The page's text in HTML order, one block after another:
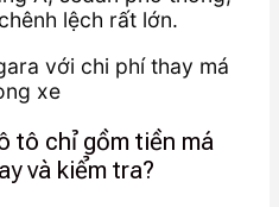
lệch rất lớn.
tô chỉ gồm tiền má
và kiểm tra?